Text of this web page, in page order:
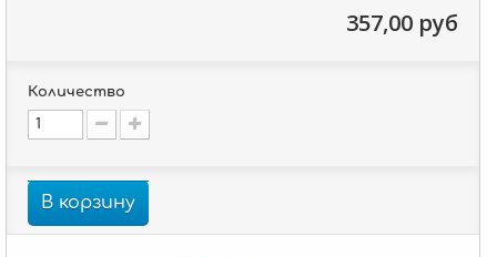
357,00 руб
Количество
В корзину